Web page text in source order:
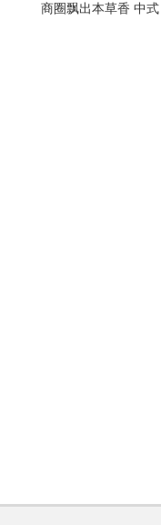
商圈飘出本草香 中式